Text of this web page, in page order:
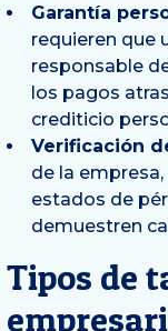
Garantía
requieren que
responsable
los pagos
crediticio
Verificación
de la
estados de
demuestren
Tipos de